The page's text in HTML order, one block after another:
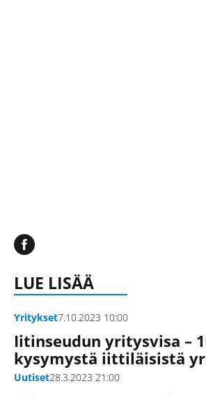
LUE LISÄÄ
Yritykset7.10.2023 10:00
Iitinseudun yritysvisa –
kysymystä iittiläisistä
Uutiset28.3.2023 21:00